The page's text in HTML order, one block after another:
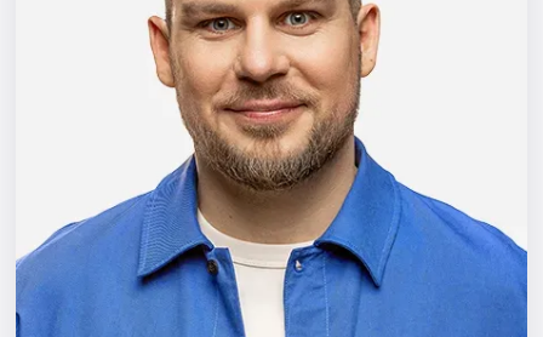
Площадки
Артисты